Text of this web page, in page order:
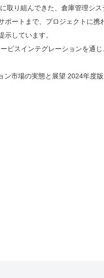
取り組んできた、倉庫管理シス
ポートまで、プロジェクトに携
しています。
ビスインテグレーションを通じ
ン市場の実態と展望 2024年